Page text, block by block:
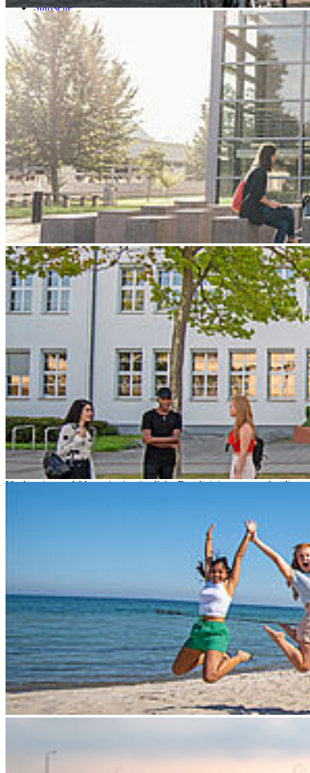
Startseite
HOST
Gremien und Querschnittsthemen
Inklusion
Behindertenbeauftragte
Be­hin­der­ten­be­auf­trag­te
Behindertenbeauftragte
Gesundheitliche Einschränkungen bzw. Behinderungen müssen
kein Hinderungsgrund sein um erfolgreich zu studieren. Individuelle
Schwierigkeiten können durch eine gezielte Vorbereitung und
Planung des Studiums und die Unterstützung durch die Hochschule
gemeistert werden.
Die Hochschule Stralsund zeichnet sich durch eine Vielzahl von
Vorteilen für Studierende mit Behinderung aus:
Campushochschule, d.h. kurze Wege
Behindertengerechte Ausstattung der Lehrgebäude,
Hochschulbibliothek und Mensa
Behindertenparkplätze in Hörsaalnähe
Behindertengerechte Wohnungenim Studierendendorf
Holzhausen auf dem Campus
Die Rahmenprüfungsordnung und die Prüfungsordnungen der
Studiengänge berücksichtigen den Rechtsanspruch auf einen
Nachteilsausgleich für Studierende mit Behinderung und
chronischen Erkrankungen zur Wahrung der Chancengleichheit.
Der Nachteilsausgleich bezieht sich auf die Form der zu
erbringenden Leistungen, die Qualitätsansprüche werden davon
nicht berührt.
Für die Prüfung des möglichen Nachteilsausgleichs, ist es wichtig,
dass Sie in Ihrem Antrag nachvollziehbar darstellen, worin Ihre
gesundheitliche Beeinträchtigung bzw. Einschränkung besteht und
wie sie konkret kompensiert bzw. ausgeglichen werden kann. Als
Nachweis empfehlen wir eine ärztliche Bescheinigung, aus der die
entsprechenden Nachteilausausgleich gegeben wird. Die Nennung
Bei dauerhaften Einschränkungen kann der Antrag für mehrere
Ein Nachteilsausgleich ist immer eine individuelle Lösung, da er die
konkreten Einschränkungen eines Studierenden ausgleichen soll.
Hier einige Beispiele für einen Nachteilsausgleich:
verlängerte Bearbeitungszeit
gleichwertige Prüfungsleistungen in einer anderen Form
Verwendung von technischen Hilfsmitteln
Unterbrechung einer Prüfung durch Pausen
Schreiben einer Prüfung in einem gesondertem Raum
Hausarbeit statt Referat
zur Prüfungsanmeldung einzureichen.